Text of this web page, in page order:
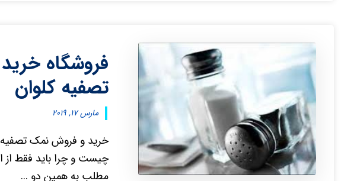
فروشگاه
تصفیه کلوان
مارس ۱۷, ۲۰۱۹
خرید و فروش نمک تصفیه
چیست و چرا باید فقط از
مطلب به همین دو ...